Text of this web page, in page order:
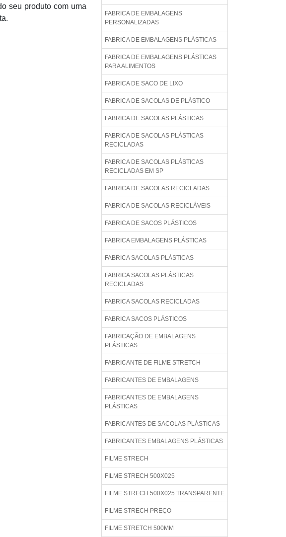
seu produto com uma
FABRICA DE EMBALAGENS
PERSONALIZADAS
FABRICA DE EMBALAGENS PLÁSTICAS
FABRICA DE EMBALAGENS PLÁSTICAS
PARA ALIMENTOS
FABRICA DE SACO DE LIXO
FABRICA DE SACOLAS DE PLÁSTICO
FABRICA DE SACOLAS PLÁSTICAS
FABRICA DE SACOLAS PLÁSTICAS
RECICLADAS
FABRICA DE SACOLAS PLÁSTICAS
RECICLADAS EM SP
FABRICA DE SACOLAS RECICLADAS
FABRICA DE SACOLAS RECICLÁVEIS
FABRICA DE SACOS PLÁSTICOS
FABRICA EMBALAGENS PLÁSTICAS
FABRICA SACOLAS PLÁSTICAS
FABRICA SACOLAS PLÁSTICAS
RECICLADAS
FABRICA SACOLAS RECICLADAS
FABRICA SACOS PLÁSTICOS
FABRICAÇÃO DE EMBALAGENS
PLÁSTICAS
FABRICANTE DE FILME STRETCH
FABRICANTES DE EMBALAGENS
FABRICANTES DE EMBALAGENS
PLÁSTICAS
FABRICANTES DE SACOLAS PLÁSTICAS
FABRICANTES EMBALAGENS PLÁSTICAS
FILME STRECH
FILME STRECH 500X025
FILME STRECH 500X025 TRANSPARENTE
FILME STRECH PREÇO
FILME STRETCH 500MM